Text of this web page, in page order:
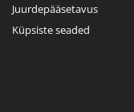
Juurdepääsetavus
Küpsiste seaded